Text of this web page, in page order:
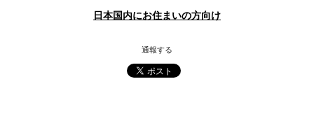
日本国内にお住まいの方向け
通報する